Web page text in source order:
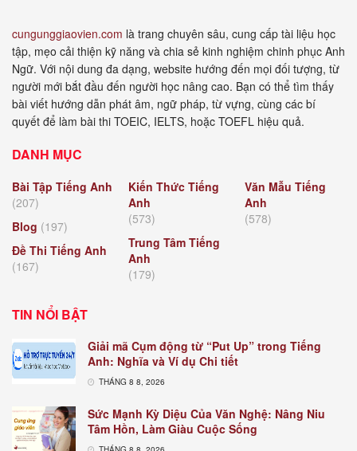
cungunggiaovien.com là trang chuyên sâu, cung cấp tài liệu học
tập, mẹo cải thiện kỹ năng và chia sẻ kinh nghiệm chinh phục Anh
Ngữ. Với nội dung đa dạng, website hướng đến mọi đối tượng, từ
người mới bắt đầu đến người học nâng cao. Bạn có thể tìm thấy
bài viết hướng dẫn phát âm, ngữ pháp, từ vựng, cùng các bí
quyết để làm bài thi TOEIC, IELTS, hoặc TOEFL hiệu quả.
DANH MỤC
Bài Tập Tiếng Anh
(207)
Blog (197)
Đề Thi Tiếng Anh
(167)
Kiến Thức Tiếng
Anh
(573)
Trung Tâm Tiếng
Anh
(179)
Văn Mẫu Tiếng
Anh
(578)
TIN NỔI BẬT
Giải mã Cụm động từ “Put Up” trong Tiếng
Anh: Nghĩa và Ví dụ Chi tiết
THÁNG 8 8, 2026
Sức Mạnh Kỳ Diệu Của Văn Nghệ: Nâng Niu
Tâm Hồn, Làm Giàu Cuộc Sống